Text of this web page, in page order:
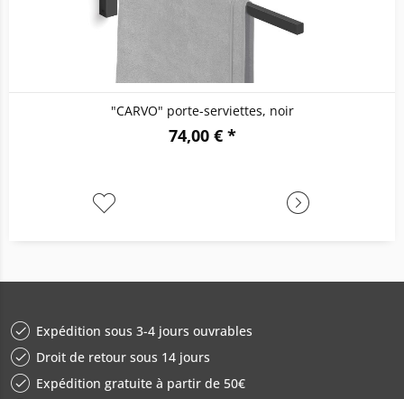
"CARVO" porte-serviettes, noir
74,00 € *
Expédition sous 3-4 jours ouvrables
Droit de retour sous 14 jours
Expédition gratuite à partir de 50€